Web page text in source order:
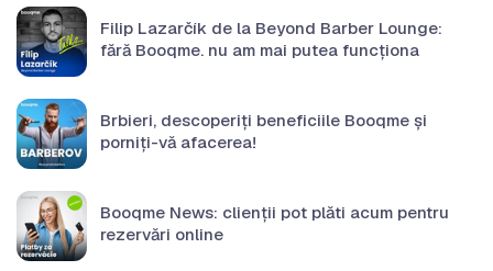
Filip Lazarčík de la Beyond Barber Lounge:
fără Booqme. nu am mai putea funcționa
Brbieri, descoperiți beneficiile Booqme și
porniți-vă afacerea!
Booqme News: clienții pot plăti acum pentru
rezervări online